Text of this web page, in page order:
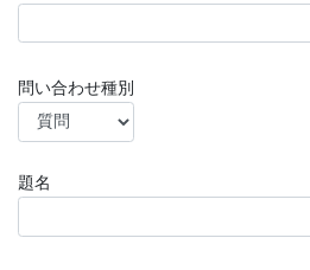
問い合わせ種別
題名